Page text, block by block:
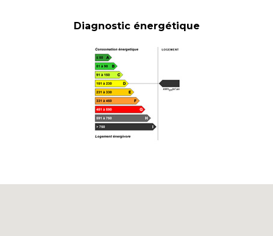
Diagnostic énergétique